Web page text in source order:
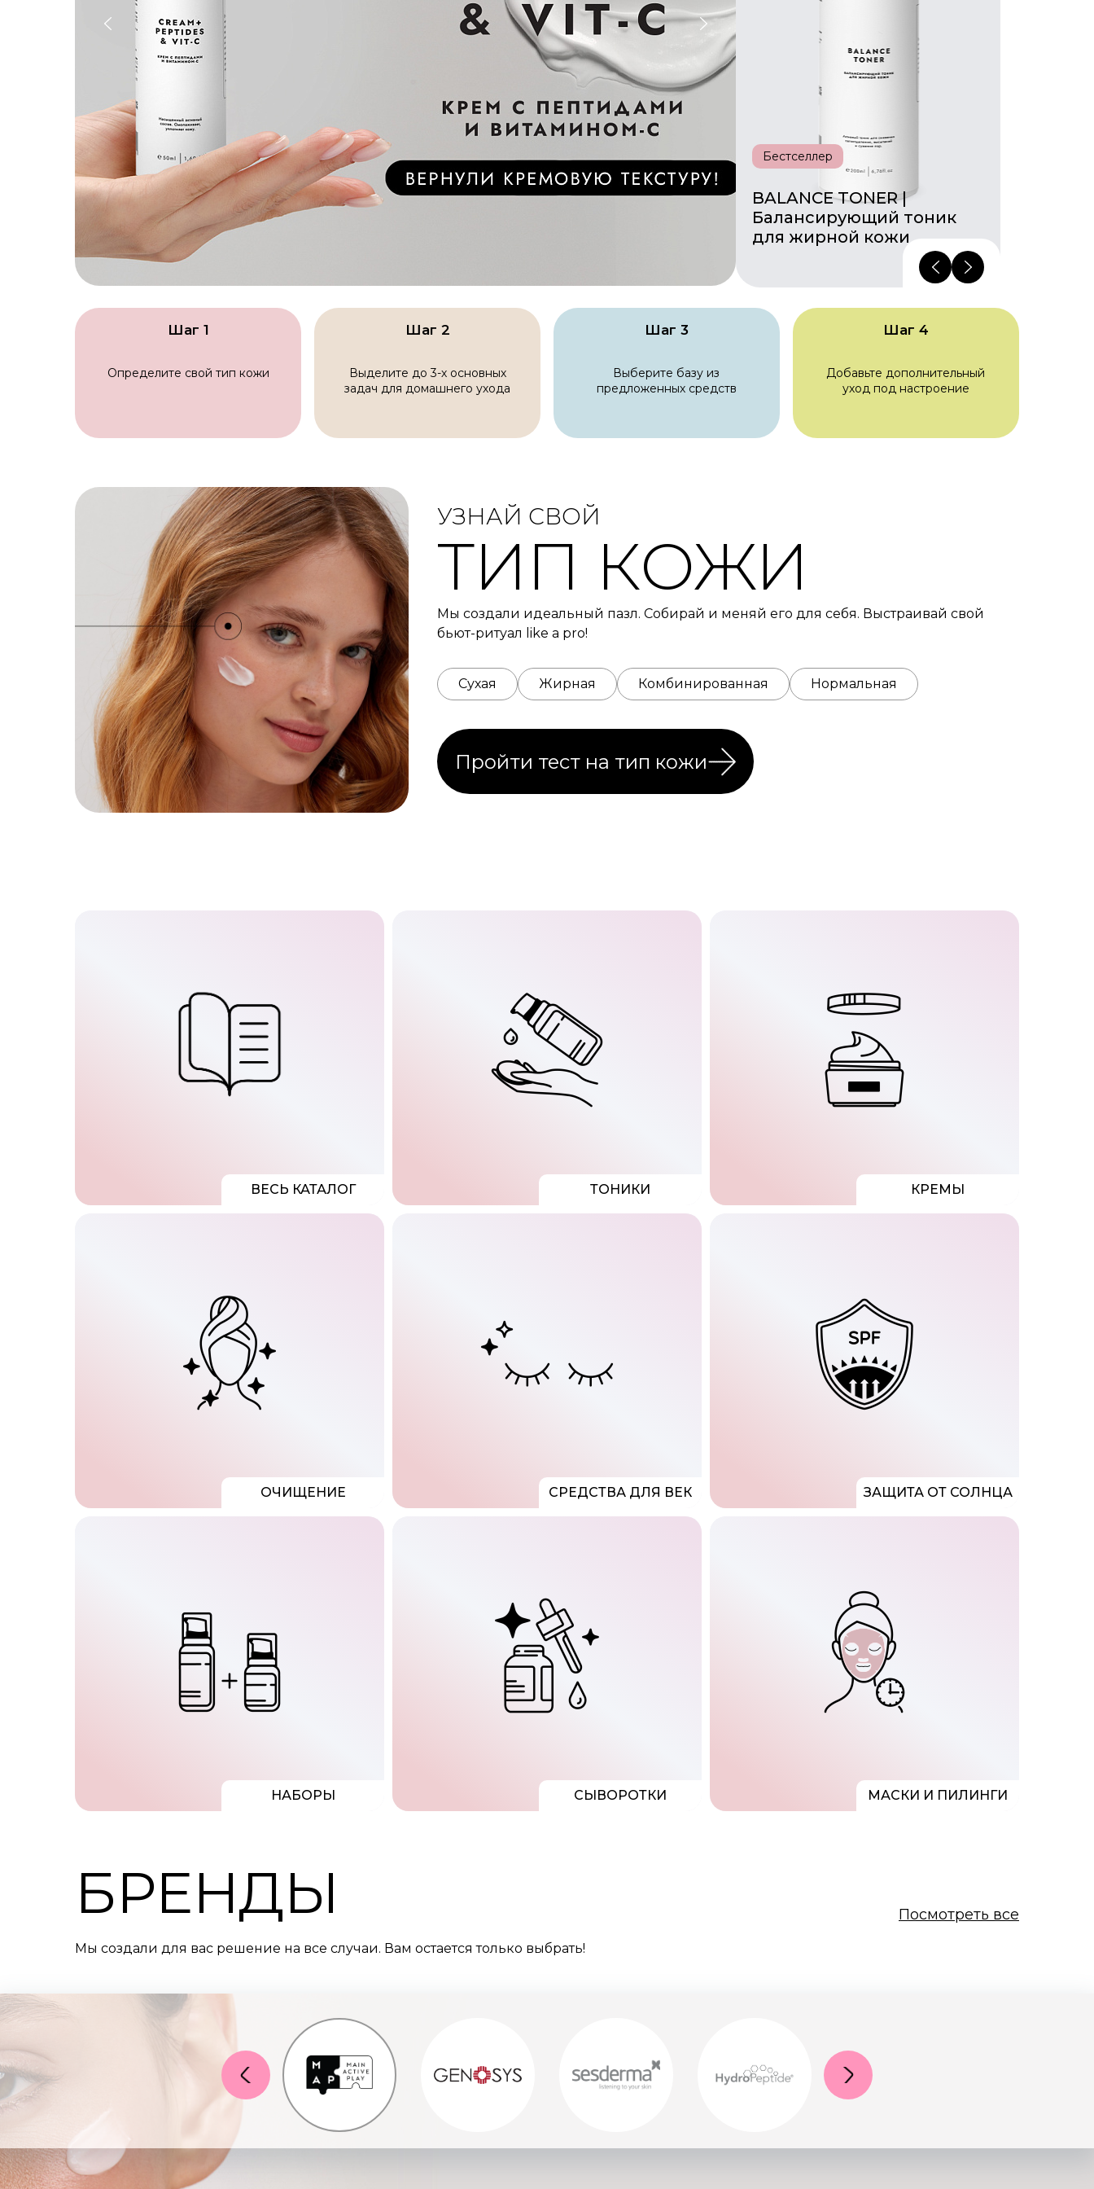
Подобрать средства
Бестселлер
RETINOL INTENSIVE
CREAM | Крем с
Бестселлер
BALANCE TONER |
Балансирующий тоник
для жирной кожи
Шаг 1
Определите свой тип кожи
Шаг 2
Выделите до 3-х основных
задач для домашнего ухода
Шаг 3
Выберите базу из
предложенных средств
Шаг 4
Добавьте дополнительный
уход под настроение
УЗНАЙ СВОЙ
ТИП КОЖИ
Мы создали идеальный пазл. Собирай и меняй его для себя. Выстраивай свой
бьют-ритуал like a pro!
Сухая Жирная Комбинированная Нормальная
Пройти тест на тип кожи
ВЕСЬ КАТАЛОГ ТОНИКИ КРЕМЫ
ОЧИЩЕНИЕ СРЕДСТВА ДЛЯ ВЕК ЗАЩИТА ОТ СОЛНЦА
НАБОРЫ СЫВОРОТКИ МАСКИ И ПИЛИНГИ
БРЕНДЫ
Мы создали для вас решение на все случаи. Вам остается только выбрать!
Посмотреть все
Я согласен на обработкуперсональных данных